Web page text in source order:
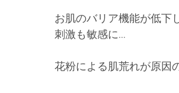
お肌のバリア機能が低下
刺激も敏感に…
花粉による肌荒れが原因